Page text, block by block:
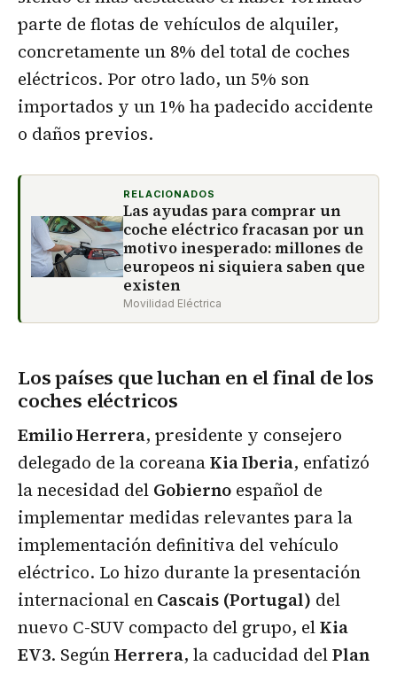
parte de flotas de vehículos de alquiler,
concretamente un 8% del total de coches
eléctricos. Por otro lado, un 5% son
importados y un 1% ha padecido accidente
o daños previos.
RELACIONADOS
Las ayudas para comprar un
coche eléctrico fracasan por un
motivo inesperado: millones de
europeos ni siquiera saben que
existen
Movilidad Eléctrica
Los países que luchan en el final de los
coches eléctricos
Emilio Herrera, presidente y consejero
delegado de la coreanaKia Iberia, enfatizó
la necesidad del Gobierno español de
implementar medidas relevantes para la
implementación definitiva del vehículo
eléctrico. Lo hizo durante la presentación
internacional enCascais (Portugal) del
nuevo C-SUV compacto del grupo, elKia
EV3. SegúnHerrera, la caducidad delPlan